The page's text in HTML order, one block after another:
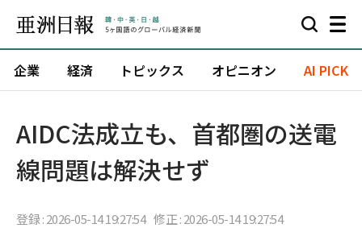
企業 経済 トピックス オピニオン AI PICK
AIDC法成立も、首都圏の送電
線問題は解決せず
登録 : 2026-05-14 19:27:54 修正 : 2026-05-14 19:27:54